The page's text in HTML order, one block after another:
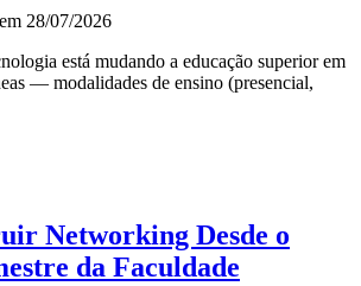
em 28/07/2026
está mudando a educação superior em
— modalidades de ensino (presencial,
Networking Desde o
da Faculdade